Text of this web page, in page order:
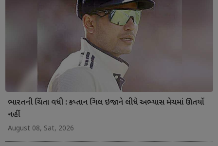
ભારતની ચિંતા વધી : કપ્તાન ગિલ ઇજાને લીધે અભ્યાસ મેચમાં ઊતર્યો
નહીં
August 08, Sat, 2026